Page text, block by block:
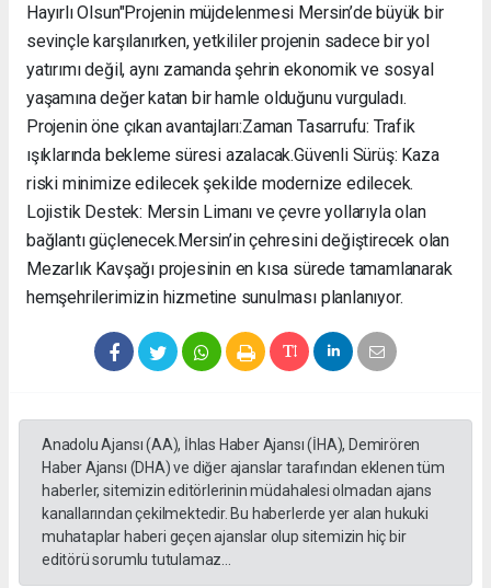
Hayırlı Olsun" ​Projenin müjdelenmesi Mersin’de büyük bir
sevinçle karşılanırken, yetkililer projenin sadece bir yol
yatırımı değil, aynı zamanda şehrin ekonomik ve sosyal
yaşamına değer katan bir hamle olduğunu vurguladı. ​
Projenin öne çıkan avantajları: ​Zaman Tasarrufu: Trafik
ışıklarında bekleme süresi azalacak. ​Güvenli Sürüş: Kaza
riski minimize edilecek şekilde modernize edilecek. ​
Lojistik Destek: Mersin Limanı ve çevre yollarıyla olan
bağlantı güçlenecek. ​Mersin’in çehresini değiştirecek olan
Mezarlık Kavşağı projesinin en kısa sürede tamamlanarak
hemşehrilerimizin hizmetine sunulması planlanıyor.
Anadolu Ajansı (AA), İhlas Haber Ajansı (İHA), Demirören
Haber Ajansı (DHA) ve diğer ajanslar tarafından eklenen tüm
haberler, sitemizin editörlerinin müdahalesi olmadan ajans
kanallarından çekilmektedir. Bu haberlerde yer alan hukuki
muhataplar haberi geçen ajanslar olup sitemizin hiç bir
editörü sorumlu tutulamaz...